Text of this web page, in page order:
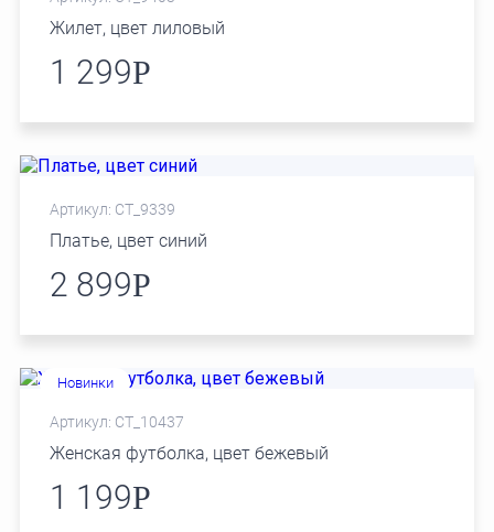
Жилет, цвет лиловый
1 299Р
Артикул: СТ_9339
Платье, цвет синий
2 899Р
Новинки
Артикул: СТ_10437
Женская футболка, цвет бежевый
1 199Р